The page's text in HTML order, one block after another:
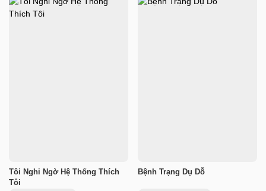
Tôi Nghi Ngờ Hệ Thống Thích
Tôi
Bệnh Trạng Dụ Dỗ